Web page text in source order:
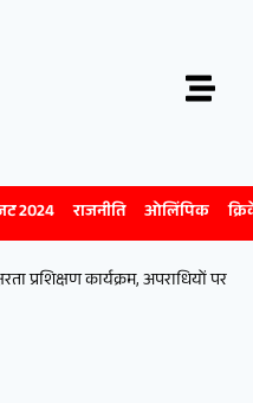
2024 राजनीति ओलिंपिक
प्रशिक्षण कार्यक्रम, अपराधियों पर